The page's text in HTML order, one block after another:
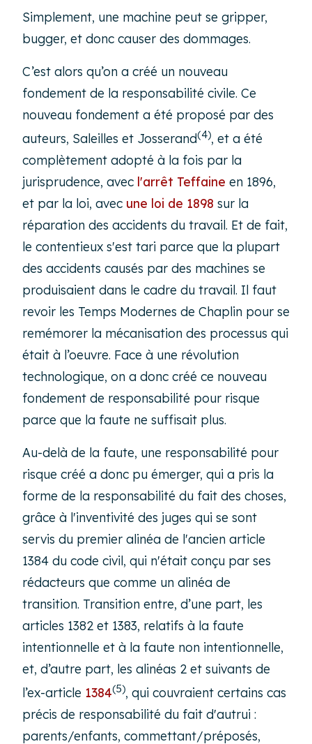
Simplement, une machine peut se gripper,
bugger, et donc causer des dommages.
C’est alors qu’on a créé un nouveau
fondement de la responsabilité civile. Ce
nouveau fondement a été proposé par des
auteurs, Saleilles et Josserand(4), et a été
complètement adopté à la fois par la
jurisprudence, avec l'arrêt Teffaine en 1896,
et par la loi, avec une loi de 1898 sur la
réparation des accidents du travail. Et de fait,
le contentieux s'est tari parce que la plupart
des accidents causés par des machines se
produisaient dans le cadre du travail. Il faut
revoir les Temps Modernes de Chaplin pour se
remémorer la mécanisation des processus qui
était à l’oeuvre. Face à une révolution
technologique, on a donc créé ce nouveau
fondement de responsabilité pour risque
parce que la faute ne suffisait plus.
Au-delà de la faute, une responsabilité pour
risque créé a donc pu émerger, qui a pris la
forme de la responsabilité du fait des choses,
grâce à l'inventivité des juges qui se sont
servis du premier alinéa de l'ancien article
1384 du code civil, qui n'était conçu par ses
rédacteurs que comme un alinéa de
transition. Transition entre, d’une part, les
articles 1382 et 1383, relatifs à la faute
intentionnelle et à la faute non intentionnelle,
et, d’autre part, les alinéas 2 et suivants de
l’ex-article 1384(5), qui couvraient certains cas
précis de responsabilité du fait d'autrui :
parents/enfants, commettant/préposés,